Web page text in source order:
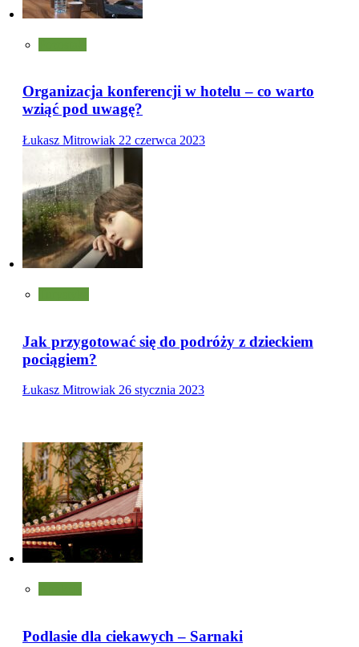
Organizacja konferencji w hotelu – co warto
wziąć pod uwagę?
Łukasz Mitrowiak 22 czerwca 2023
Jak przygotować się do podróży z dzieckiem
pociągiem?
Łukasz Mitrowiak 26 stycznia 2023
Podlasie dla ciekawych – Sarnaki